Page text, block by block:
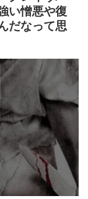
い憎悪や復
だなって思